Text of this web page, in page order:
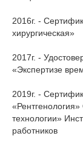
2016г. -
хирургическая»
2017г. -
«Экспертизе
2019г. -
технологии»
работников